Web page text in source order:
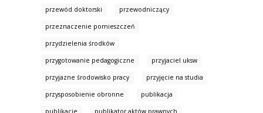
przewód doktorski przewodniczący
przeznaczenie pomieszczeń
przydzielenia środków
przygotowanie pedagogiczne przyjaciel uksw
przyjazne środowisko pracy przyjęcie na studia
przysposobienie obronne publikacja